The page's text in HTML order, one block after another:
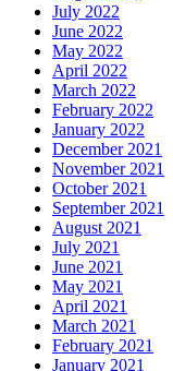
July 2022
June 2022
May 2022
April 2022
March 2022
February 2022
January 2022
December 2021
November 2021
October 2021
September 2021
August 2021
July 2021
June 2021
May 2021
April 2021
March 2021
February 2021
January 2021